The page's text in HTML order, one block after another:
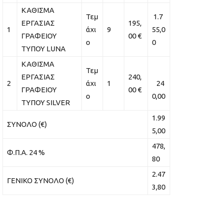
1
ΚΑΘΙΣΜΑ
ΕΡΓΑΣΙΑΣ
ΓΡΑΦΕΙΟΥ
ΤΥΠΟΥ LUNA
Τεμ
άχι
ο
9
195,
00 €
1.7
55,0
0
2
ΚΑΘΙΣΜΑ
ΕΡΓΑΣΙΑΣ
ΓΡΑΦΕΙΟΥ
ΤΥΠΟΥ SILVER
Τεμ
άχι
ο
1
240,
00 €
24
0,00
ΣΥΝΟΛΟ (€)
1.99
5,00
Φ.Π.Α. 24 %
478,
80
ΓΕΝΙΚΟ ΣΥΝΟΛΟ (€)
2.47
3,80